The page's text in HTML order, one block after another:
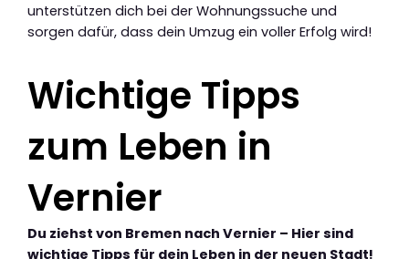
unterstützen dich bei der Wohnungssuche und
sorgen dafür, dass dein Umzug ein voller Erfolg wird!
Wichtige Tipps
zum Leben in
Vernier
Du ziehst von Bremen nach Vernier – Hier sind
wichtige Tipps für dein Leben in der neuen Stadt!